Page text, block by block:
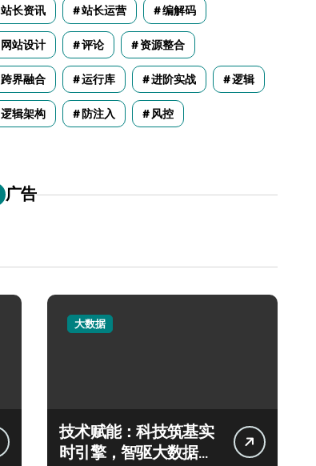
站长资讯 站长运营 编解码
网站设计 评论 资源整合
跨界融合 运行库 进阶实战 逻辑
逻辑架构 防注入 风控
广告
大数据
技术赋能：科技筑基实
时引擎，智驱大数据秒